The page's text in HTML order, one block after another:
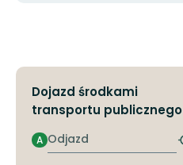
Dojazd środkami
transportu publicznego
Odjazd
A